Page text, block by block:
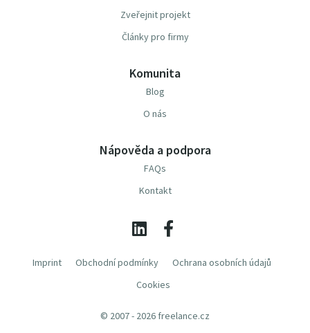
Zveřejnit projekt
Články pro firmy
Komunita
Blog
O nás
Nápověda a podpora
FAQs
Kontakt
Imprint Obchodní podmínky
Ochrana osobních údajů
Cookies
© 2007 - 2026 freelance.cz